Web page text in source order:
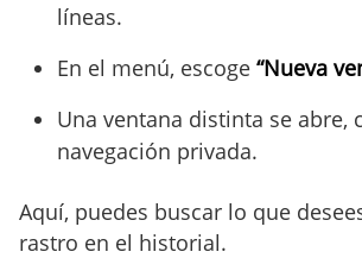
líneas.
En el menú, escoge “Nueva
Una ventana distinta se abre,
navegación privada.
Aquí, puedes buscar lo que
rastro en el historial.